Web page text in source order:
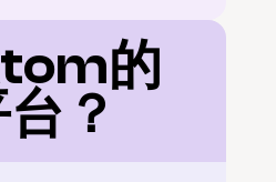
的
？